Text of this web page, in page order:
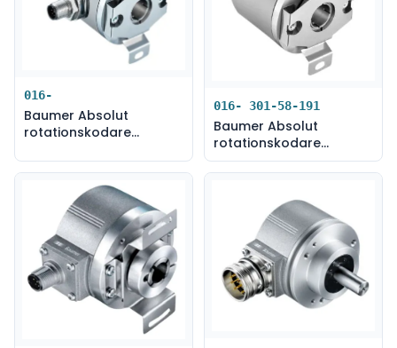
016-
Baumer Absolut
rotationskodare
BAC.5B4G.13120.A)
016- 301-58-191
Baumer Absolut
rotationskodare
(EAM580-
BAC.7YPT.14160.A)